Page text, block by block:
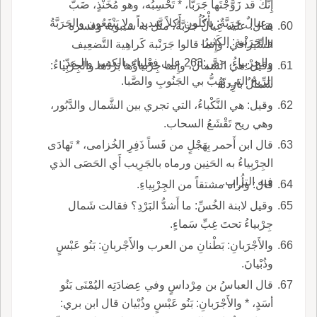
إِنَّكَ قد زَوَّجْتَها جَرَبَّا، * تَحْسِبُه، وهو مُخَنْذٍ، ضَبَّ
وعيالٌ جَرَبَّةٌ: يأْكُلُون أَكلاً شديداً ولا يَنْفَعُون والجَرَبَّةُ
والجَرَنْبة: الكَثيرُ.
يقال: عليه عِيالٌ جَرَبَّةٌ، مثَّل به سيبويه وفسره
السِّيرافي، وإِنما قالوا جَرَنْبة كَراهِية التَّضعِيف
والجِرْبِياءُ، <ص:263 على فِعْلِياء بالكسر والـمَدّ:
الرِّيحُ التي تَهُبُّ بي الجَنُوبِ والصَّبا.
وقيل: هي الشَّمالُ، وإِنما جِرْبياؤُها بَرْدُها والجِرْبِياءُ:
شَمالٌ بارِدةٌ.
وقيل: هي النَّكْباءُ، التي تجري بين الشَّمال والدَّبُور،
وهي ريح تَقْشَعُ السحاب.
قال ابن أَحمر بِهَجْلٍ من قَساً ذَفِرِ الخُزامى، * تَهادَى
الجِرْبِياءُ به الحَنِين ورماه بالجَرِيب أَي الحَصَى الذي
فيه التراب.
قال: وأُراه مشتقاً من الجِرْبِياءِ.
وقيل لابنة الخُسِّ: ما أَشدُّ البَرْدِ؟ فقالت شَمال
جِرْبياءُ تحتَ غِبِّ سَماءٍ.
والأَجْرَبانِ: بَطْنانِ من العرب والأَجْربانِ: بَنُو عَبْسٍ
وذُبْيانَ.
قال العباسُ بن مِرْداسٍ وفي عِضادَتِه اليُمْنَى بَنُو
أسَدٍ، * والأَجْرَبانِ: بَنُو عَبْسٍ وذُبْيان قال ابن بري: